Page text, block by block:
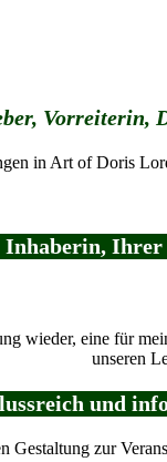
Vorreiterin,
in Art of Doris
Inhaberin, Ihrer
wieder, eine für
unseren
und
zur